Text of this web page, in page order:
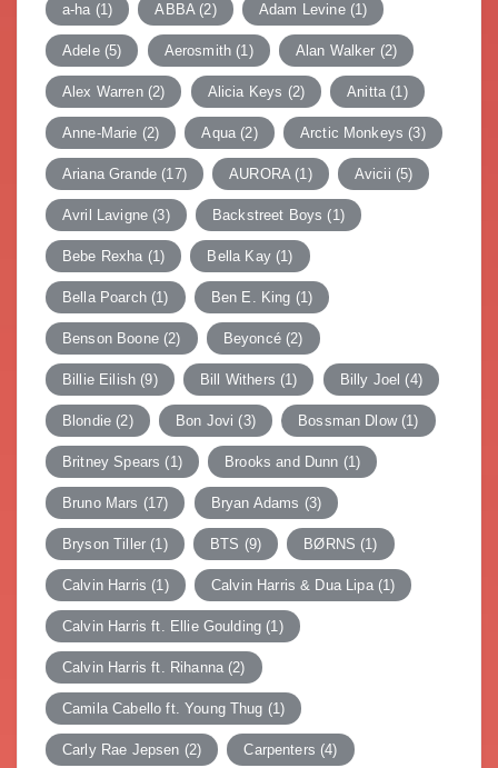
a-ha (1) ABBA(2) Adam Levine(1)
Adele(5) Aerosmith (1) Alan Walker (2)
Alex Warren(2) Alicia Keys (2) Anitta (1)
Anne-Marie (2) Aqua (2) Arctic Monkeys (3)
Ariana Grande (17) AURORA(1) Avicii (5)
Avril Lavigne (3) Backstreet Boys (1)
Bebe Rexha (1) Bella Kay(1)
Bella Poarch(1) Ben E. King (1)
Benson Boone(2) Beyoncé(2)
Billie Eilish (9) Bill Withers (1) Billy Joel (4)
Blondie (2) Bon Jovi (3) Bossman Dlow(1)
Britney Spears (1) Brooks and Dunn (1)
Bruno Mars (17) Bryan Adams (3)
Bryson Tiller (1) BTS (9) BØRNS (1)
Calvin Harris (1) Calvin Harris & Dua Lipa(1)
Calvin Harris ft. Ellie Goulding (1)
Calvin Harris ft. Rihanna (2)
Camila Cabello ft. Young Thug (1)
Carly Rae Jepsen (2) Carpenters (4)